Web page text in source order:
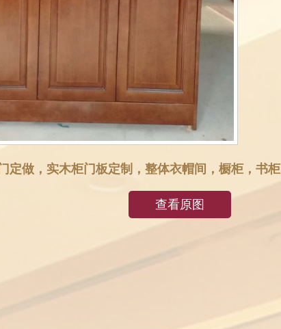
定做，实木柜门板定制，整体衣帽间，橱柜，书